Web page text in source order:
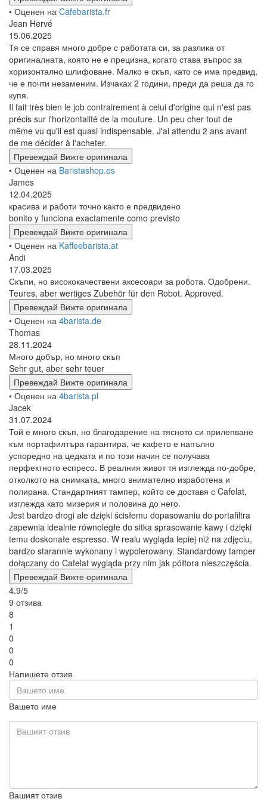
• Оценен на Cafebarista.fr
Jean Hervé
15.06.2025
Тя се справя много добре с работата си, за разлика от
оригиналната, която не е прецизна, когато става въпрос за
хоризонтално шлифоване. Малко е скъп, като се има предвид,
че е почти незаменим. Изчаках 2 години, преди да реша да го
купя.
Il fait très bien le job contrairement à celui d'origine qui n'est pas
précis sur l'horizontalité de la mouture. Un peu cher tout de
même vu qu'il est quasi indispensable. J'ai attendu 2 ans avant
de me décider à l'acheter.
Превеждай Вижте оригинала
• Оценен на Baristashop.es
James
12.04.2025
красива и работи точно както е предвидено
bonito y funciona exactamente como previsto
Превеждай Вижте оригинала
• Оценен на Kaffeebarista.at
Andi
17.03.2025
Скъпи, но висококачествени аксесоари за робота. Одобрени.
Teures, aber wertiges Zubehör für den Robot. Approved.
Превеждай Вижте оригинала
• Оценен на 4barista.de
Thomas
28.11.2024
Много добър, но много скъп
Sehr gut, aber sehr teuer
Превеждай Вижте оригинала
• Оценен на 4barista.pl
Jacek
31.07.2024
Той е много скъп, но благодарение на тясното си прилепване
към портафилтъра гарантира, че кафето е напълно
успоредно на цедката и по този начин се получава
перфектното еспресо. В реалния живот тя изглежда по-добре,
отколкото на снимката, много внимателно изработена и
полирана. Стандартният тампер, който се доставя с Cafelat,
изглежда като мизерия и половина до него.
Jest bardzo drogi ale dzięki ścisłemu dopasowaniu do portafiltra
zapewnia idealnie równoległe do sitka sprasowanie kawy i dzięki
temu doskonałe espresso. W realu wygląda lepiej niż na zdjęciu,
bardzo starannie wykonany i wypolerowany. Standardowy tamper
dołączany do Cafelat wygląda przy nim jak półtora nieszczęścia.
Превеждай Вижте оригинала
4.9/5
9 отзива
8
1
0
0
0
Напишете отзив
Вашето име
Вашият отзив